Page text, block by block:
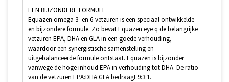
EEN BIJZONDERE FORMULE
Equazen omega 3- en 6-vetzuren is een speciaal ontwikkelde
en bijzondere formule. Zo bevat Equazen eye q de belangrijke
vetzuren EPA, DHA en GLA in een goede verhouding,
waardoor een synergistische samenstelling en
uitgebalanceerde formule ontstaat. Equazen is bijzonder
vanwege de hoge inhoud EPA in verhouding tot DHA. De ratio
van de vetzuren EPA:DHA:GLA bedraagt 9:3:1.